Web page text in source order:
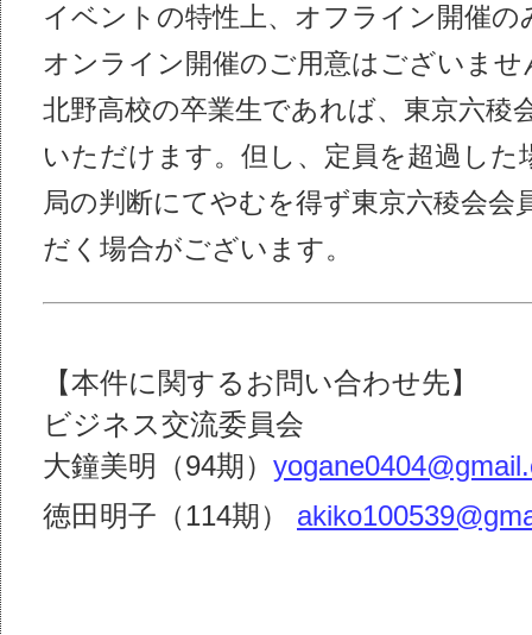
イベントの特性上、オフライン開催
オンライン開催のご⽤意はございませ
北野高校の卒業生であれば、東京六稜
いただけます。但し、定員を超過し
局の判断にてやむを得ず東京六稜会会
だく場合がございます。
【本件に関するお問い合わせ先】
ビジネス交流委員会
⼤鐘美明（94期）
徳⽥明⼦（114期）